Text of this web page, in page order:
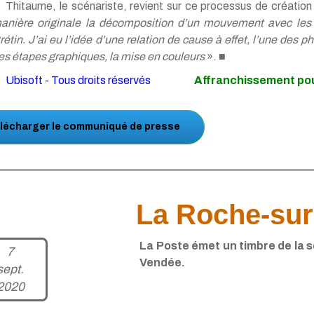
Thitaume, le scénariste, revient sur ce processus de
originale la décomposition d’un mouvement avec
J’ai eu l’idée d’une relation de cause à effet, l’une des
étapes graphiques, la mise en couleurs». ■
Ubisoft - Tous droits réservés
Affranchissement
le communiqué de presse
La Roche-
7
La Poste émet un timbre de la
Vendée.